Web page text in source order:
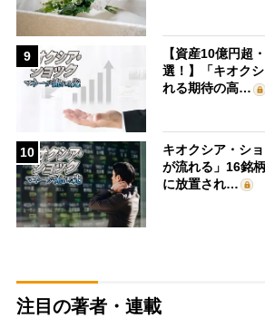
9
【資産10億円超
選！】「キオク
れる期待の高…
10
キオクシア・シ
が流れる」16銘
に放置され…
注目の著者・連載